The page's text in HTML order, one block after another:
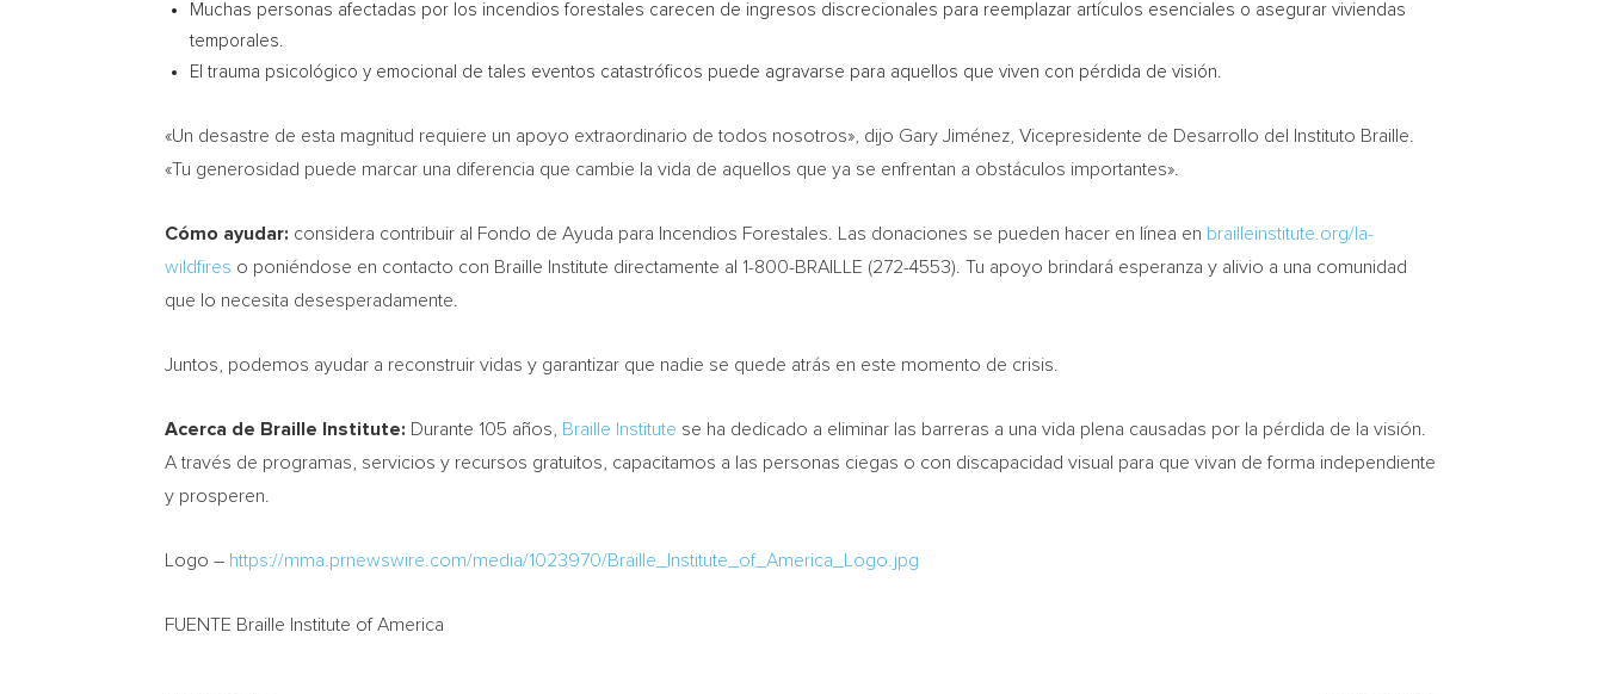
Muchas personas afectadas por los incendios forestales carecen de ingresos discrecionales para reemplazar artículos esenciales o asegurar viviendas
temporales.
El trauma psicológico y emocional de tales eventos catastróficos puede agravarse para aquellos que viven con pérdida de visión.
«Un desastre de esta magnitud requiere un apoyo extraordinario de todos nosotros», dijo Gary Jiménez, Vicepresidente de Desarrollo del Instituto Braille.
«Tu generosidad puede marcar una diferencia que cambie la vida de aquellos que ya se enfrentan a obstáculos importantes».
Cómo ayudar: considera contribuir al Fondo de Ayuda para Incendios Forestales. Las donaciones se pueden hacer en línea en brailleinstitute.org/la-
wildfires o poniéndose en contacto con Braille Institute directamente al 1-800-BRAILLE (272-4553). Tu apoyo brindará esperanza y alivio a una comunidad
que lo necesita desesperadamente.
Juntos, podemos ayudar a reconstruir vidas y garantizar que nadie se quede atrás en este momento de crisis.
Acerca de Braille Institute: Durante 105 años, Braille Institute se ha dedicado a eliminar las barreras a una vida plena causadas por la pérdida de la visión.
A través de programas, servicios y recursos gratuitos, capacitamos a las personas ciegas o con discapacidad visual para que vivan de forma independiente
y prosperen.
Logo – https://mma.prnewswire.com/media/1023970/Braille_Institute_of_America_Logo.jpg
FUENTE Braille Institute of America